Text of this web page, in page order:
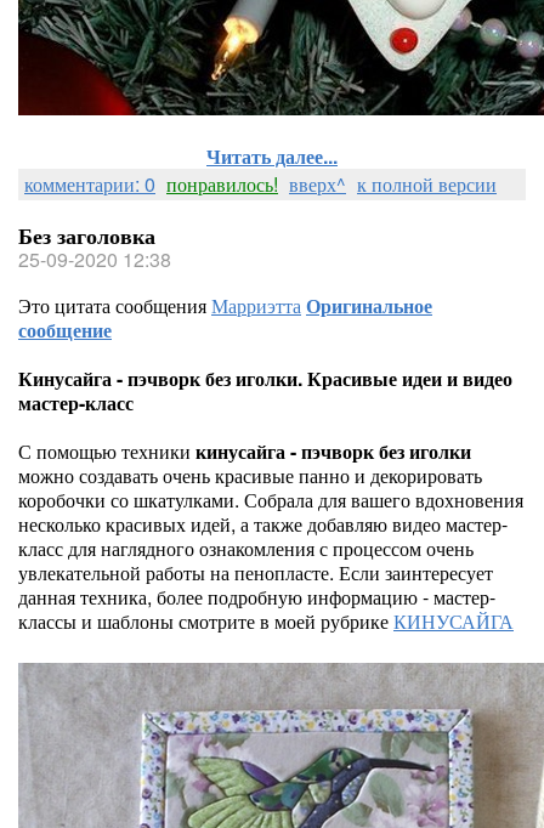
Читать далее...
комментарии: 0 понравилось! вверх^ к полной версии
Без заголовка
25-09-2020 12:38
Это цитата сообщенияМарриэттаОригинальное
сообщение
Кинусайга - пэчворк без иголки. Красивые идеи и видео
мастер-класс
С помощью техники кинусайга - пэчворк без иголки
можно создавать очень красивые панно и декорировать
коробочки со шкатулками. Собрала для вашего вдохновения
несколько красивых идей, а также добавляю видео мастер-
класс для наглядного ознакомления с процессом очень
увлекательной работы на пенопласте. Если заинтересует
данная техника, более подробную информацию - мастер-
классы и шаблоны смотрите в моей рубрикеКИНУСАЙГА